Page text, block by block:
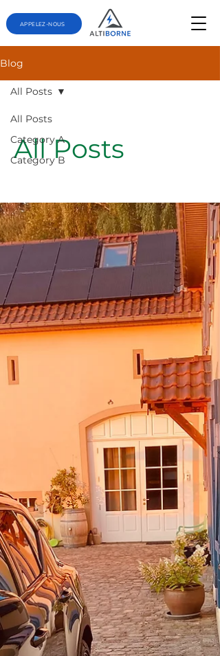
APPELEZ-NOUS
Blog
All Posts
Category A
Category B
All Posts
All Posts